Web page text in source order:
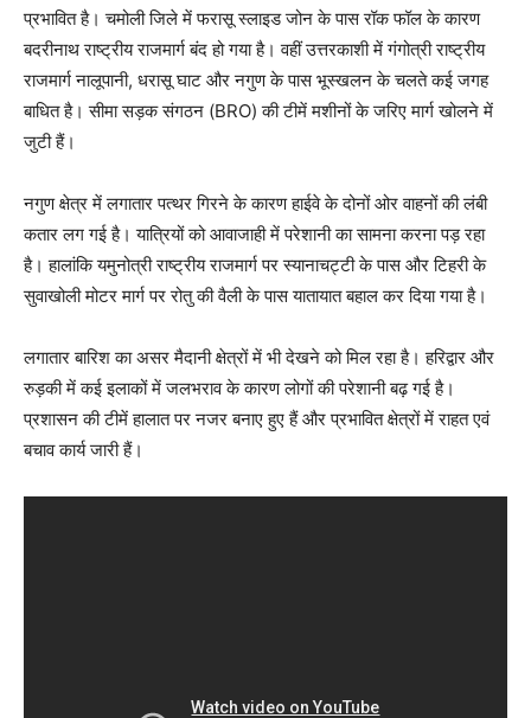
प्रभावित है। चमोली जिले में फरासू स्लाइड जोन के पास रॉक फॉल के कारण
बदरीनाथ राष्ट्रीय राजमार्ग बंद हो गया है। वहीं उत्तरकाशी में गंगोत्री राष्ट्रीय
राजमार्ग नालूपानी, धरासू घाट और नगुण के पास भूस्खलन के चलते कई जगह
बाधित है। सीमा सड़क संगठन (BRO) की टीमें मशीनों के जरिए मार्ग खोलने में
जुटी हैं।
नगुण क्षेत्र में लगातार पत्थर गिरने के कारण हाईवे के दोनों ओर वाहनों की लंबी
कतार लग गई है। यात्रियों को आवाजाही में परेशानी का सामना करना पड़ रहा
है। हालांकि यमुनोत्री राष्ट्रीय राजमार्ग पर स्यानाचट्टी के पास और टिहरी के
सुवाखोली मोटर मार्ग पर रोतु की वैली के पास यातायात बहाल कर दिया गया है।
लगातार बारिश का असर मैदानी क्षेत्रों में भी देखने को मिल रहा है। हरिद्वार और
रुड़की में कई इलाकों में जलभराव के कारण लोगों की परेशानी बढ़ गई है।
प्रशासन की टीमें हालात पर नजर बनाए हुए हैं और प्रभावित क्षेत्रों में राहत एवं
बचाव कार्य जारी हैं।